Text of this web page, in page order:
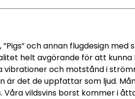
och annan flugdesign
helt avgörande för att
och motstånd i
är det de uppfattar som ljud.
Våra vildsvins borst kommer i